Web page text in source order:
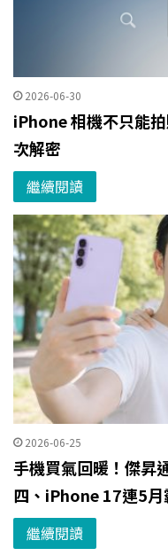
2026-06-30
iPhone 相機不只能
次解密
繼續閱讀
2026-06-25
手機買氣回暖！傑昇
四、iPhone 17連5月
繼續閱讀